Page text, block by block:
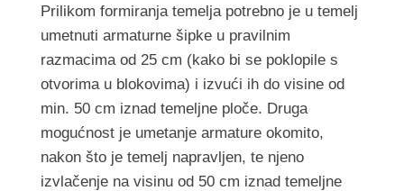
Prilikom formiranja temelja potrebno je u temelj
umetnuti armaturne šipke u pravilnim
razmacima od 25 cm (kako bi se poklopile s
otvorima u blokovima) i izvući ih do visine od
min. 50 cm iznad temeljne ploče. Druga
mogućnost je umetanje armature okomito,
nakon što je temelj napravljen, te njeno
izvlačenje na visinu od 50 cm iznad temeljne